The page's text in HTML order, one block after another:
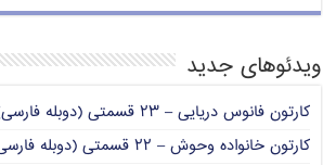
ویدئوهای جدید
کارتون فانوس دریایی – ۲۳ قسمتی (دوبله فارسی)
کارتون خانواده وحوش – ۲۲ قسمتی (دوبله فارسی)